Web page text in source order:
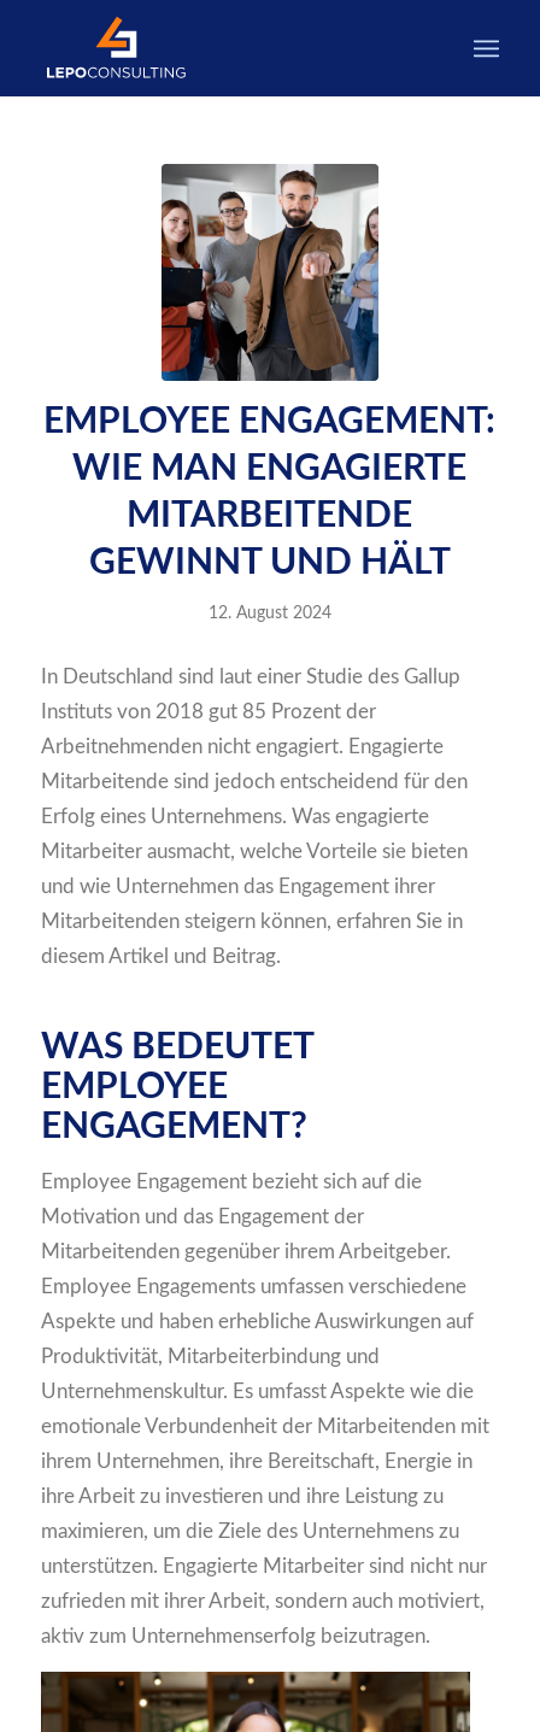
EMPLOYEE ENGAGEMENT:
WIE MAN ENGAGIERTE
MITARBEITENDE
GEWINNT UND HÄLT
12. August 2024
In Deutschland sind laut einer Studie des Gallup
Instituts von 2018 gut 85 Prozent der
Arbeitnehmenden nicht engagiert. Engagierte
Mitarbeitende sind jedoch entscheidend für den
Erfolg eines Unternehmens. Was engagierte
Mitarbeiter ausmacht, welche Vorteile sie bieten
und wie Unternehmen das Engagement ihrer
Mitarbeitenden steigern können, erfahren Sie in
diesem Artikel und Beitrag.
WAS BEDEUTET
EMPLOYEE
ENGAGEMENT?
Employee Engagement bezieht sich auf die
Motivation und das Engagement der
Mitarbeitenden gegenüber ihrem Arbeitgeber.
Employee Engagements umfassen verschiedene
Aspekte und haben erhebliche Auswirkungen auf
Produktivität, Mitarbeiterbindung und
Unternehmenskultur. Es umfasst Aspekte wie die
emotionale Verbundenheit der Mitarbeitenden mit
ihrem Unternehmen, ihre Bereitschaft, Energie in
ihre Arbeit zu investieren und ihre Leistung zu
maximieren, um die Ziele des Unternehmens zu
unterstützen. Engagierte Mitarbeiter sind nicht nur
zufrieden mit ihrer Arbeit, sondern auch motiviert,
aktiv zum Unternehmenserfolg beizutragen.